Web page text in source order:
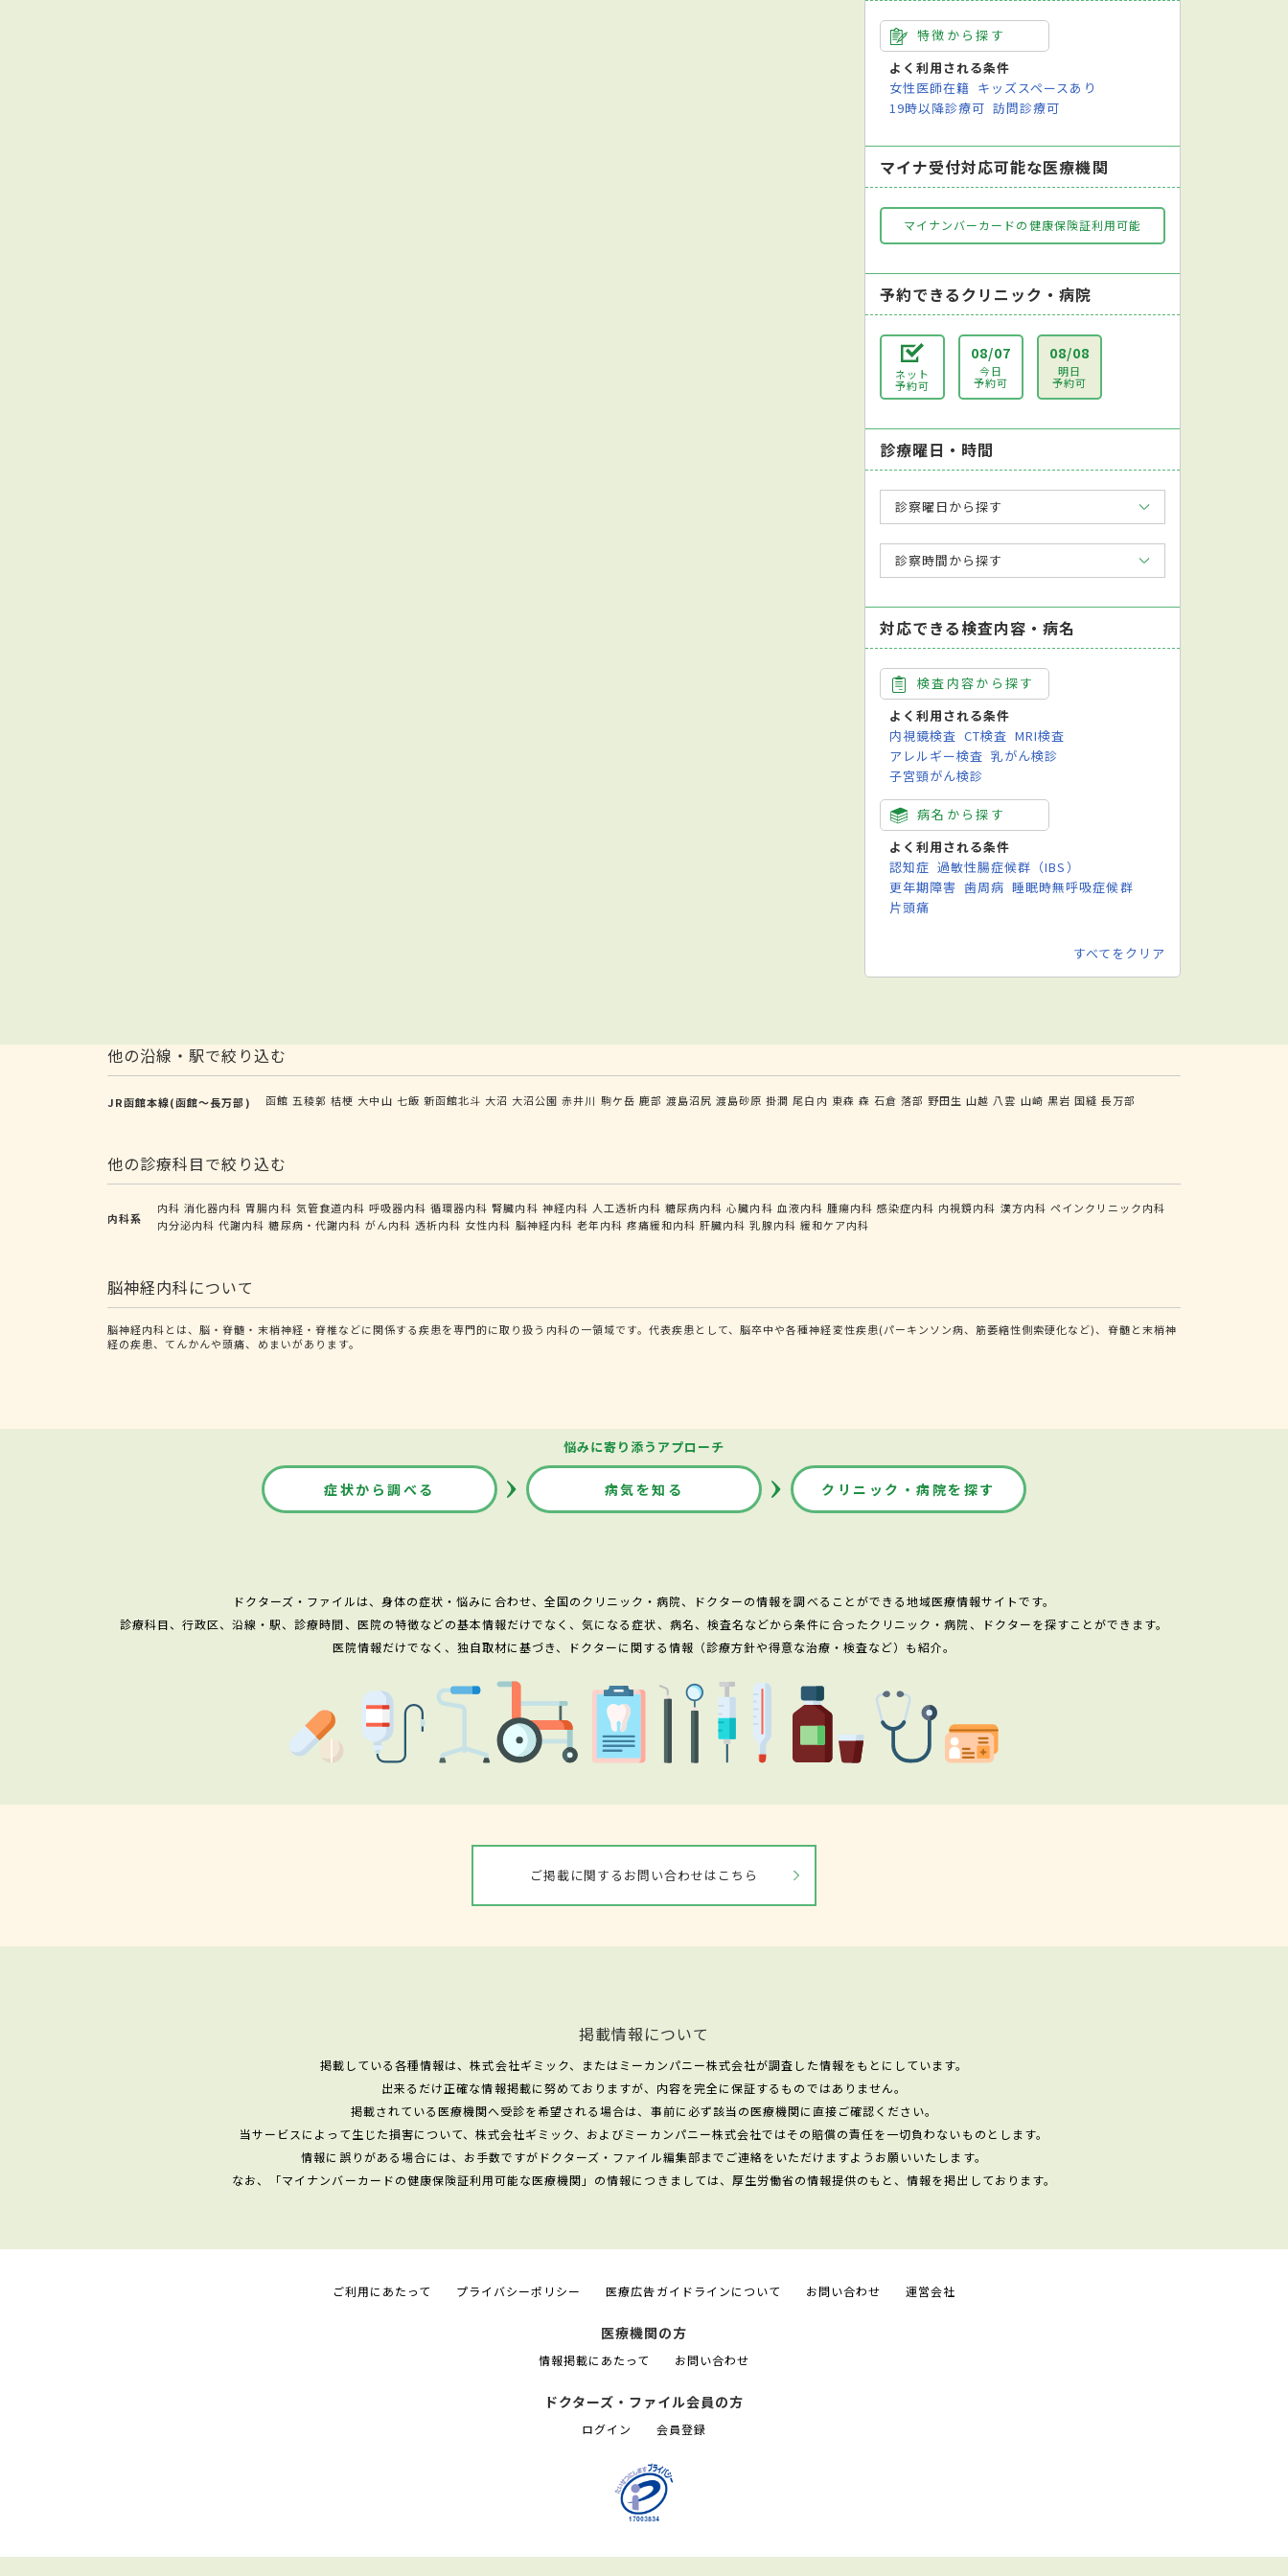
特徴から探す
よく利用される条件
女性医師在籍 キッズスペースあり
19時以降診療可 訪問診療可
マイナ受付対応可能な医療機関
マイナンバーカードの健康保険証利用可能
予約できるクリニック・病院
ネット
予約可
08/07
今日
予約可
08/08
明日
予約可
診療曜日・時間
診察曜日から探す
診察時間から探す
対応できる検査内容・病名
検査内容から探す
よく利用される条件
内視鏡検査 CT検査 MRI検査
アレルギー検査 乳がん検診
子宮頸がん検診
病名から探す
よく利用される条件
認知症 過敏性腸症候群（IBS）
更年期障害 歯周病 睡眠時無呼吸症候群
片頭痛
すべてをクリア
他の沿線・駅で絞り込む
JR函館本線(函館～長万部) 函館 五稜郭 桔梗 大中山 七飯 新函館北斗 大沼 大沼公園 赤井川 駒ケ岳 鹿部 渡島沼尻 渡島砂原 掛澗 尾白内 東森 森 石倉 落部 野田生 山越 八雲 山崎 黒岩 国縫 長万部
他の診療科目で絞り込む
内科系
内科 消化器内科 胃腸内科 気管食道内科 呼吸器内科 循環器内科 腎臓内科 神経内科 人工透析内科 糖尿病内科 心臓内科 血液内科 腫瘍内科 感染症内科 内視鏡内科 漢方内科 ペインクリニック内科
内分泌内科 代謝内科 糖尿病・代謝内科 がん内科 透析内科 女性内科 脳神経内科 老年内科 疼痛緩和内科 肝臓内科 乳腺内科 緩和ケア内科
脳神経内科について
脳神経内科とは、脳・脊髄・末梢神経・脊椎などに関係する疾患を専門的に取り扱う内科の一領域です。代表疾患として、脳卒中や各種神経変性疾患(パーキンソン病、筋萎縮性側索硬化など)、脊髄と末梢神
経の疾患、てんかんや頭痛、めまいがあります。
悩みに寄り添うアプローチ
症状から調べる 病気を知る クリニック・病院を探す
ドクターズ・ファイルは、身体の症状・悩みに合わせ、全国のクリニック・病院、ドクターの情報を調べることができる地域医療情報サイトです。
診療科目、行政区、沿線・駅、診療時間、医院の特徴などの基本情報だけでなく、気になる症状、病名、検査名などから条件に合ったクリニック・病院、ドクターを探すことができます。
医院情報だけでなく、独自取材に基づき、ドクターに関する情報（診療方針や得意な治療・検査など）も紹介。
ご掲載に関するお問い合わせはこちら
掲載情報について
掲載している各種情報は、株式会社ギミック、またはミーカンパニー株式会社が調査した情報をもとにしています。
出来るだけ正確な情報掲載に努めておりますが、内容を完全に保証するものではありません。
掲載されている医療機関へ受診を希望される場合は、事前に必ず該当の医療機関に直接ご確認ください。
当サービスによって生じた損害について、株式会社ギミック、およびミーカンパニー株式会社ではその賠償の責任を一切負わないものとします。
情報に誤りがある場合には、お手数ですがドクターズ・ファイル編集部までご連絡をいただけますようお願いいたします。
なお、「マイナンバーカードの健康保険証利用可能な医療機関」の情報につきましては、厚生労働省の情報提供のもと、情報を掲出しております。
ご利用にあたって プライバシーポリシー 医療広告ガイドラインについて お問い合わせ 運営会社
医療機関の方
情報掲載にあたって お問い合わせ
ドクターズ・ファイル会員の方
ログイン 会員登録